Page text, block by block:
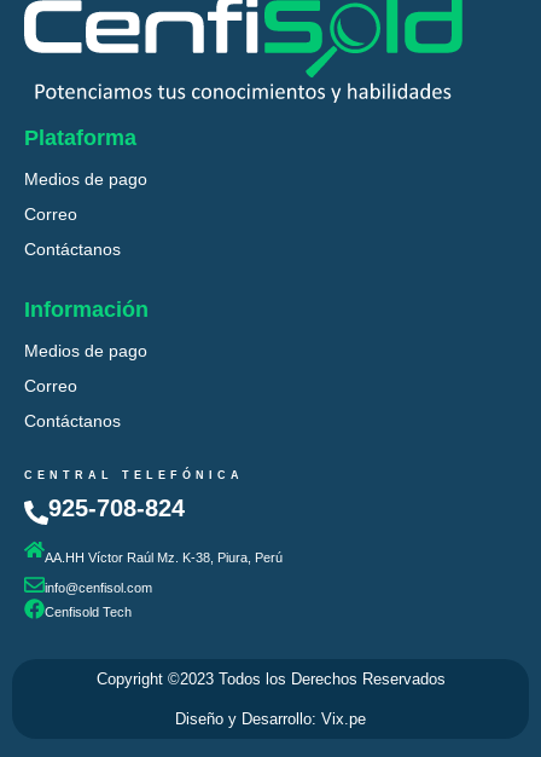
Plataforma
Medios de pago
Correo
Contáctanos
Información
Medios de pago
Correo
Contáctanos
CENTRAL TELEFÓNICA
925-708-824
AA.HH Víctor Raúl Mz. K-38, Piura, Perú
info@cenfisol.com
Cenfisold Tech
Copyright ©2023 Todos los Derechos Reservados
Diseño y Desarrollo: Vix.pe